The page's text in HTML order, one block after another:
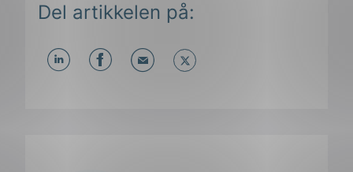
Del artikkelen på: